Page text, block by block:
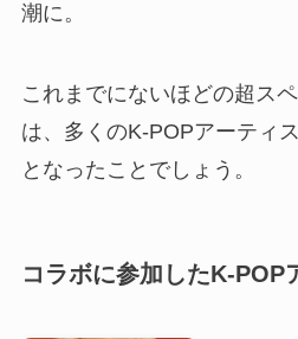
潮に。
これまでにないほどの超ス
は、多くのK-POPアーティ
となったことでしょう。
コラボに参加したK-POP